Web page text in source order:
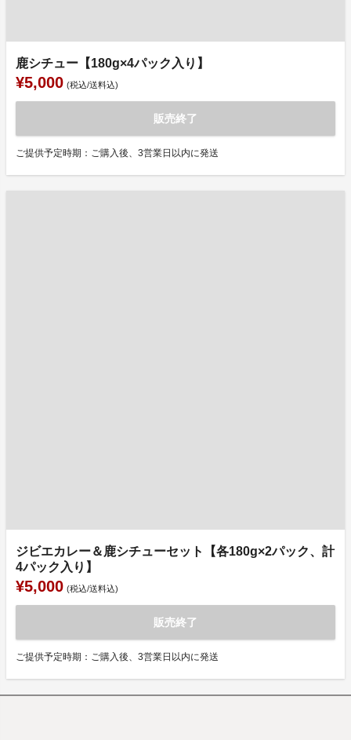
鹿シチュー【180g×4パック入り】
¥5,000 (税込/送料込)
販売終了
ご提供予定時期：ご購入後、3営業日以内に発送
ジビエカレー＆鹿シチューセット【各180g×2パック、計
4パック入り】
¥5,000 (税込/送料込)
販売終了
ご提供予定時期：ご購入後、3営業日以内に発送